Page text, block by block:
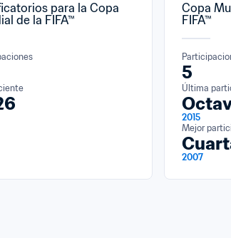
para la Copa
de la FIFA™
Copa
FIFA™
5
Última
2015
Mejor
2007